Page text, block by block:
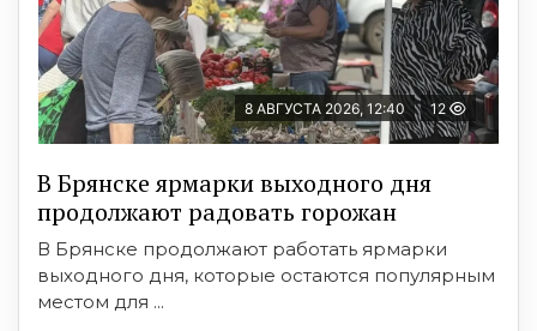
8 АВГУСТА 2026, 12:40 12
В Брянске ярмарки выходного дня
продолжают радовать горожан
В Брянске продолжают работать ярмарки
выходного дня, которые остаются популярным
местом для ...